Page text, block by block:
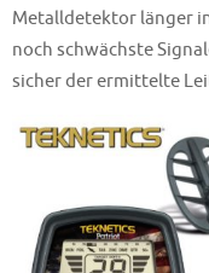
Metalldetektor länger
noch schwächste
sicher der ermittelte